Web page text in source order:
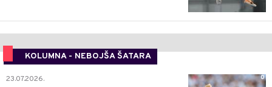
KOLUMNA - NEBOJŠA ŠATARA
0
23.07.2026.